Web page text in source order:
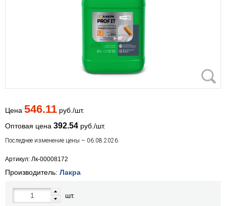
Цена 546.11 руб./шт.
Оптовая цена 392.54 руб./шт.
Последнее изменение цены – 06.08.2026
Артикул: Лк-00008172
Производитель: Лакра
шт.